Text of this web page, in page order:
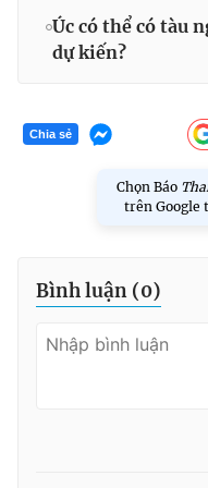
Úc có thể có tàu
dự kiến?
Chia sẻ
Chọn Báo
trên Google
Bình luận (0)